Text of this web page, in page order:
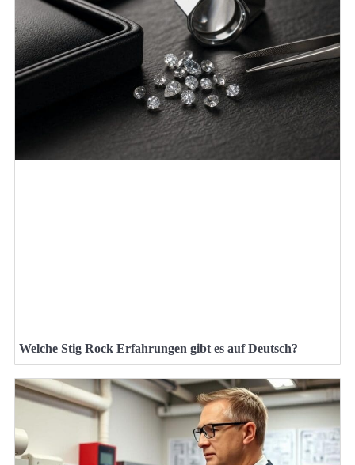
Welche Stig Rock Erfahrungen gibt es auf Deutsch?